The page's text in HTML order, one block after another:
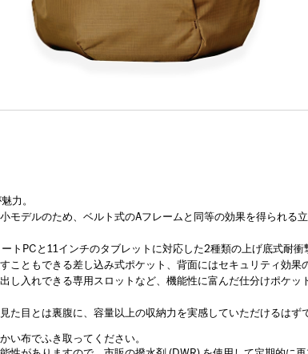
力。
モデルのため、ベルト式のAフレームと同等の効果を得られる
トPCと11インチのタブレットに対応した2種類の上げ底式耐
こともできる差し込み式ポケット、背面にはセキュリティ効果
し入れできる専用スロットなど、機能性に富んだ仕分けポケッ
た目とは裏腹に、容量以上の収納力を実感していただけるはず
い布でふき取ってください。